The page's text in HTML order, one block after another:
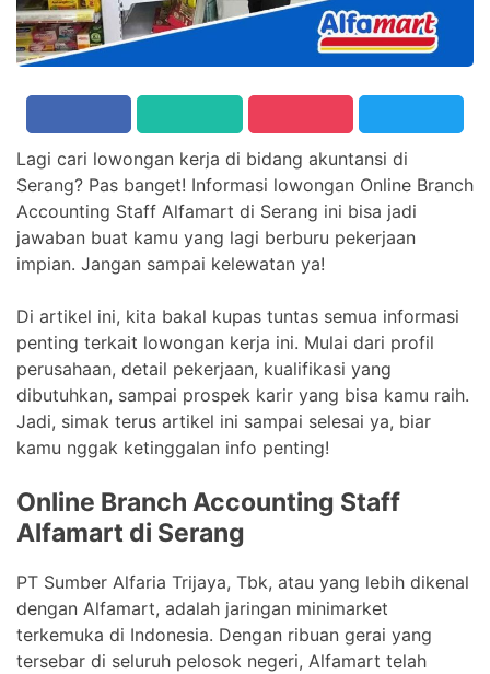
Lagi cari lowongan kerja di bidang akuntansi di
Serang? Pas banget! Informasi lowongan Online Branch
Accounting Staff Alfamart di Serang ini bisa jadi
jawaban buat kamu yang lagi berburu pekerjaan
impian. Jangan sampai kelewatan ya!
Di artikel ini, kita bakal kupas tuntas semua informasi
penting terkait lowongan kerja ini. Mulai dari profil
perusahaan, detail pekerjaan, kualifikasi yang
dibutuhkan, sampai prospek karir yang bisa kamu raih.
Jadi, simak terus artikel ini sampai selesai ya, biar
kamu nggak ketinggalan info penting!
Online Branch Accounting Staff
Alfamart di Serang
PT Sumber Alfaria Trijaya, Tbk, atau yang lebih dikenal
dengan Alfamart, adalah jaringan minimarket
terkemuka di Indonesia. Dengan ribuan gerai yang
tersebar di seluruh pelosok negeri, Alfamart telah